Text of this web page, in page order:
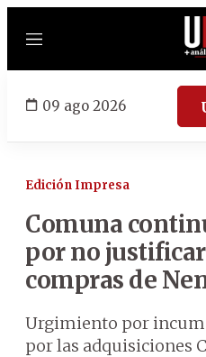
Menú
09 ago 2026
Edición Impresa
Comuna
por no
compras de
Urgimiento por
por las adquisiciones